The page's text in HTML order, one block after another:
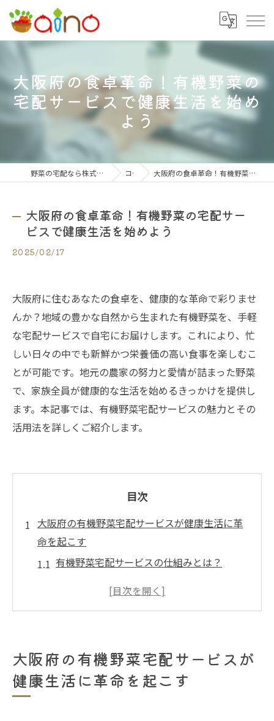
大阪府の食卓革命！有機野菜の
宅配サービスで健康生活を始め
よう
野菜の宅配なら株式会社大阪愛農食品センター コラム 大阪府の食卓革命！有機野菜の宅配サービスで健康生活を始めよう
大阪府の食卓革命！有機野菜の宅配サー
ビスで健康生活を始めよう
2025/02/17
大阪府に住むあなたの食卓を、健康的な革命で彩りませ
んか？地域の豊かな自然から生まれた有機野菜を、手軽
な宅配サービスで自宅にお届けします。これにより、忙
しい日々の中でも新鮮かつ栄養価の高い食事を楽しむこ
とが可能です。地元の農家の努力と愛情が詰まった野菜
で、家族全員が健康的な生活を始めるきっかけを提供し
ます。本記事では、有機野菜宅配サービスの魅力とその
活用法を詳しくご紹介します。
目次
大阪府の有機野菜宅配サービスが健康生活に革
命を起こす
有機野菜宅配サービスの仕組みとは？
大阪府で人気の有機野菜宅配サービスの特
的理由
大阪府の有機野菜生産者とのつながりを深
大阪府の有機野菜宅配サービスが
健康生活に革命を起こす